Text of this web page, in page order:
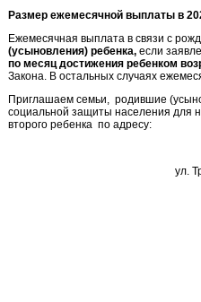
Размер ежемесячной выплаты в
Ежемесячная выплата в связи с
(усыновления) ребенка, если
по месяц достижения ребенком
Закона. В остальных случаях
Приглашаем семьи, родившие
социальной защиты населения для
второго ребенка по адресу:
ул.